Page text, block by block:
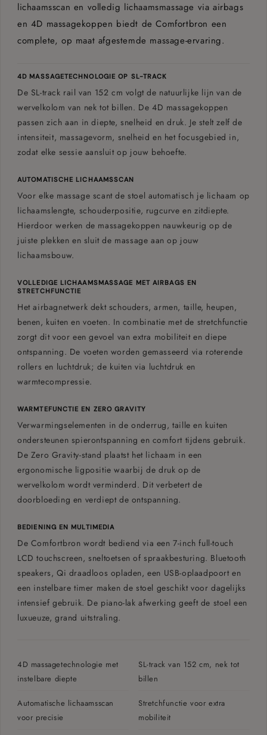
Airbagzones
Schouders, armen, taille, heupen, benen, kuiten,
Schoudermassage
Nekmassage
Rugmassage
Beenmassage
Kuitmassage
Voetmassage
COMFORTFUNCTIES
Warmtefunctie Onderrug, taille & kuiten
Zero Gravity
Lichaamsscan Automatisch
Stretchfunctie
Afmetingen stoel 156 x 76 x 113 cm
Ligstand lengte
Vrije ruimte achter
Materiaal PU-leer
Kleur Zwart / Wit
CONNECTIVITEIT
USB-oplaadpoort
Besturing 7-inch touchscreen & spraakbesturing
lichaamsscan en volledig lichaamsmassage via airbags
en 4D massagekoppen biedt de Comfortbron een
complete, op maat afgestemde massage-ervaring.
4D MASSAGETECHNOLOGIE OP SL-TRACK
De SL-track rail van 152 cm volgt de natuurlijke lijn van de
wervelkolom van nek tot billen. De 4D massagekoppen
passen zich aan in diepte, snelheid en druk. Je stelt zelf de
intensiteit, massagevorm, snelheid en het focusgebied in,
zodat elke sessie aansluit op jouw behoefte.
AUTOMATISCHE LICHAAMSSCAN
Voor elke massage scant de stoel automatisch je lichaam op
lichaamslengte, schouderpositie, rugcurve en zitdiepte.
Hierdoor werken de massagekoppen nauwkeurig op de
juiste plekken en sluit de massage aan op jouw
lichaamsbouw.
VOLLEDIGE LICHAAMSMASSAGE MET AIRBAGS EN
STRETCHFUNCTIE
Het airbagnetwerk dekt schouders, armen, taille, heupen,
benen, kuiten en voeten. In combinatie met de stretchfunctie
zorgt dit voor een gevoel van extra mobiliteit en diepe
ontspanning. De voeten worden gemasseerd via roterende
rollers en luchtdruk; de kuiten via luchtdruk en
warmtecompressie.
WARMTEFUNCTIE EN ZERO GRAVITY
Verwarmingselementen in de onderrug, taille en kuiten
ondersteunen spierontspanning en comfort tijdens gebruik.
De Zero Gravity-stand plaatst het lichaam in een
ergonomische ligpositie waarbij de druk op de
wervelkolom wordt verminderd. Dit verbetert de
doorbloeding en verdiept de ontspanning.
BEDIENING EN MULTIMEDIA
De Comfortbron wordt bediend via een 7-inch full-touch
LCD touchscreen, sneltoetsen of spraakbesturing. Bluetooth
speakers, Qi draadloos opladen, een USB-oplaadpoort en
een instelbare timer maken de stoel geschikt voor dagelijks
intensief gebruik. De piano-lak afwerking geeft de stoel een
luxueuze, grand uitstraling.
4D massagetechnologie met
instelbare diepte
SL-track van 152 cm, nek tot
billen
Automatische lichaamsscan
voor precisie
Stretchfunctie voor extra
mobiliteit